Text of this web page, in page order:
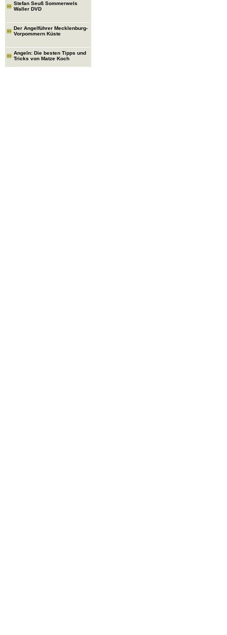
Stefan Seuß Sommerwels
Waller DVD
Der Angelführer Mecklenburg-
Vorpommern Küste
Angeln: Die besten Tipps und
Tricks von Matze Koch